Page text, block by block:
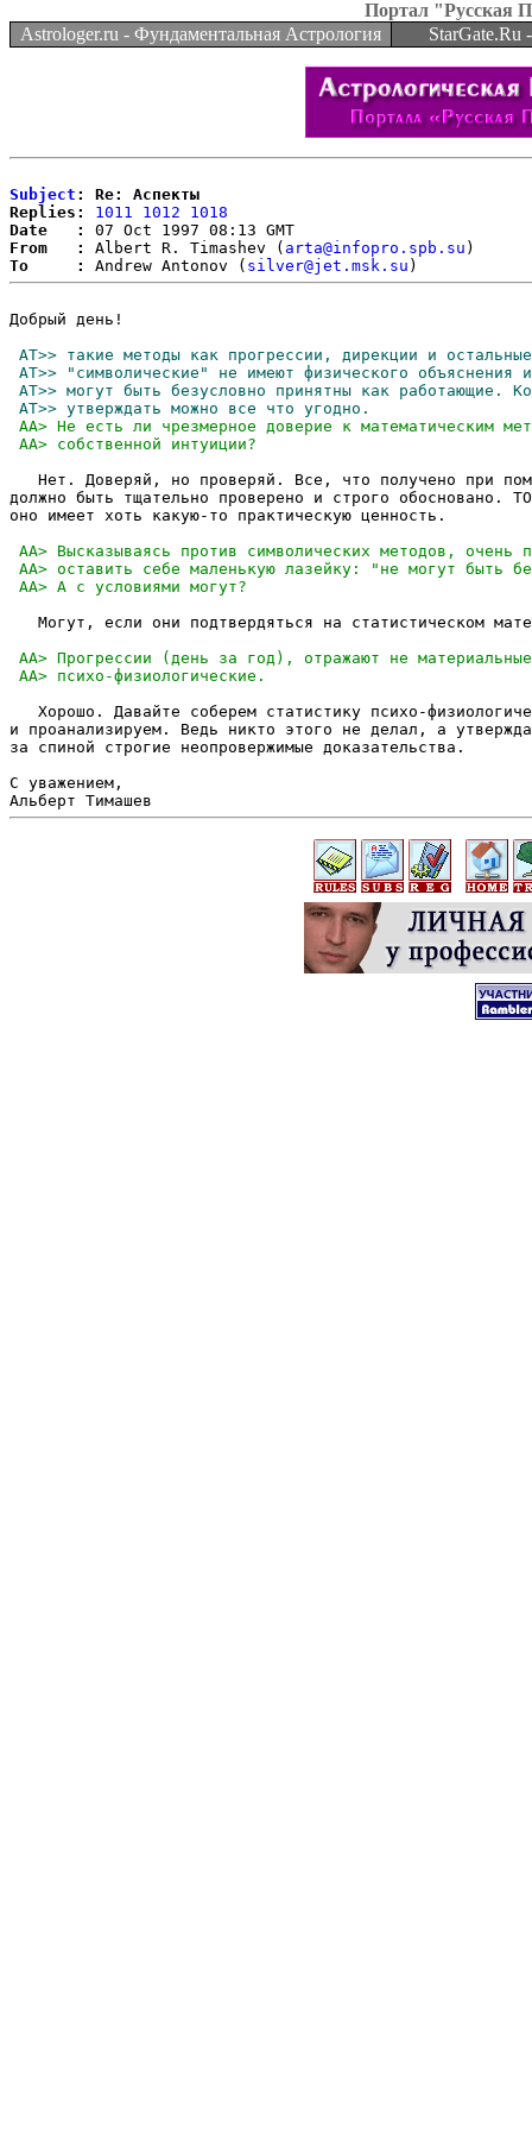
Портал "Русская
Astrologer.ru - Фундаментальная Астрология
StarGate.Ru
Subject : Re: Аспекты
Replies:
1011 1012
1018
Date   :
From   :
Albert R. Timashev ( arta@infopro.spb.su
To     :
Andrew Antonov ( silver@jet.msk.su
Добрый день!
Нет. Доверяй, но проверяй. Все, что получено при
должно быть тщательно проверено и строго обосновано.
оно имеет хоть какую-то практическую ценность.
Могут, если они подтвердяться на статистическом
Хорошо. Давайте соберем статистику психо-
и проанализируем. Ведь никто этого не делал, а
за спиной строгие неопровержимые доказательства.
С уважением,